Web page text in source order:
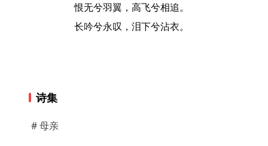
恨无兮羽翼，高飞兮相追。
长吟兮永叹，泪下兮沾衣。
诗集
# 母亲